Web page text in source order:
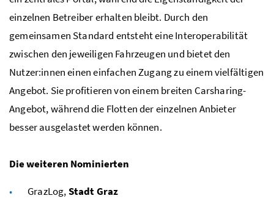
einzelnen Betreiber erhalten bleibt. Durch den
gemeinsamen Standard entsteht eine Interoperabilität
zwischen den jeweiligen Fahrzeugen und bietet den
Nutzer:innen einen einfachen Zugang zu einem vielfältigen
Angebot. Sie profitieren von einem breiten Carsharing-
Angebot, während die Flotten der einzelnen Anbieter
besser ausgelastet werden können.
Die weiteren Nominierten
GrazLog,Stadt Graz